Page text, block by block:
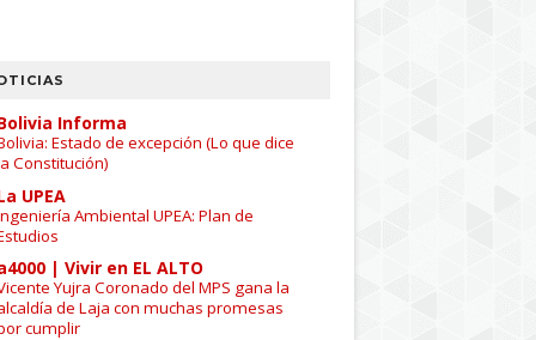
Informa
Estado de excepción (Lo que dice
Constitución)
UPEA
Ambiental UPEA: Plan de
| Vivir en EL ALTO
Yujra Coronado del MPS gana la
de Laja con muchas promesas
cumplir